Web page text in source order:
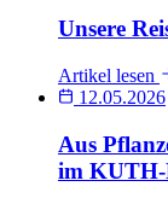
Unsere
Artikel lesen
12.05.2026
Aus
im